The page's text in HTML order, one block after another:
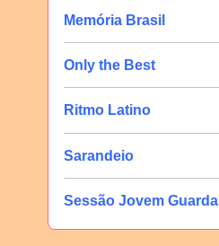
Memória Brasil
Only the Best
Ritmo Latino
Sarandeio
Sessão Jovem Guarda